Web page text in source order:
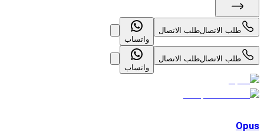
طلب الاتصالطلب الاتصال
واتساب
طلب الاتصالطلب الاتصال
واتساب
Opus